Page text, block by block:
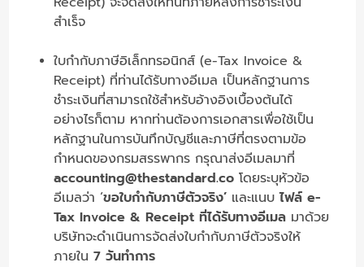
สำเร็จ
ใบกำกับภาษีอิเล็กทรอนิกส์ (e-Tax Invoice &
Receipt) ที่ท่านได้รับทางอีเมล เป็นหลักฐานการ
ชำระเงินที่สามารถใช้สำหรับอ้างอิงเบื้องต้นได้
อย่างไรก็ตาม หากท่านต้องการเอกสารเพื่อใช้เป็น
หลักฐานในการบันทึกบัญชีและภาษีที่ตรงตามข้อ
กำหนดของกรมสรรพากร กรุณาส่งอีเมลมาที่
accounting@thestandard.co โดยระบุหัวข้อ
อีเมลว่า ‘ขอใบกำกับภาษีตัวจริง’ และแนบไฟล์ e-
Tax Invoice & Receipt ที่ได้รับทางอีเมล มาด้วย
บริษัทจะดำเนินการจัดส่งใบกำกับภาษีตัวจริงให้
ภายใน7 วันทำการ